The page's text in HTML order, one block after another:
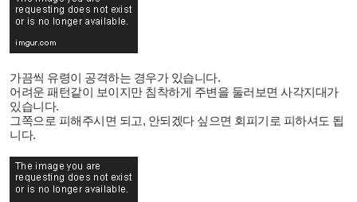
가끔씩 유령이 공격하는 경우가 있습니다.
어려운 패턴같이 보이지만 침착하게 주변을 둘러보면 사각지대가
있습니다.
그쪽으로 피해주시면 되고, 안되겠다 싶으면 회피기로 피하셔도 됩
니다.